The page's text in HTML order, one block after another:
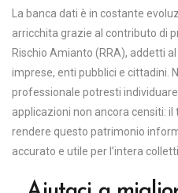
La banca dati è in costante
arricchita grazie al contributo di
Rischio Amianto (RRA), addetti
imprese, enti pubblici e cittadini.
professionale potresti
applicazioni non ancora censiti:
rendere questo patrimonio
accurato e utile per l’intera